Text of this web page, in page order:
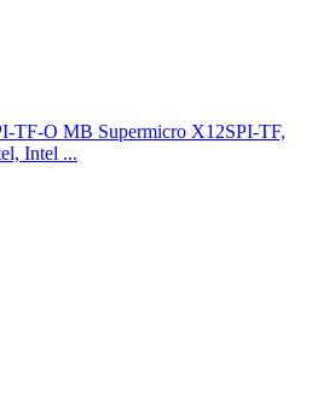
TF-O MB Supermicro X12SPI-TF,
Intel ...